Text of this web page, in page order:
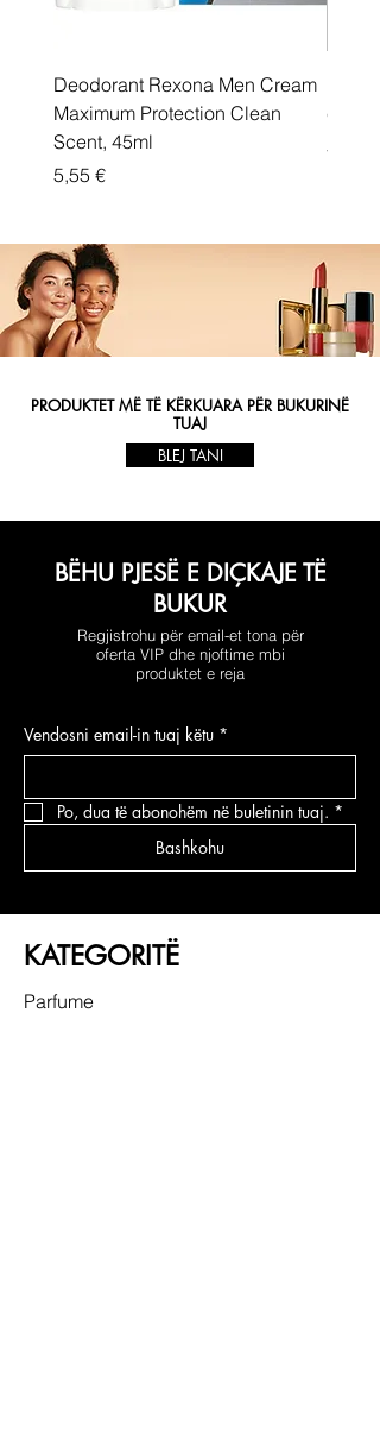
Deodorant Rexona Men Cream
Maximum Protection Clean
Scent, 45ml
Price
5,55 €
Price
5,55 €
PRODUKTET MË TË KËRKUARA PËR BUKURINË
TUAJ
BLEJ TANI
BËHU PJESË E DIÇKAJE TË
BUKUR
Regjistrohu për email-et tona për
oferta VIP dhe njoftime mbi
produktet e reja
Vendosni email-in tuaj këtu *
Po, dua të abonohëm në buletinin tuaj. *
Bashkohu
KATEGORITË
Parfume